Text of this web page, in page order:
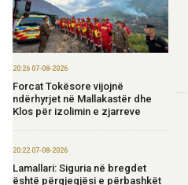
20:26 07-08-2026
Forcat Tokësore vijojnë
ndërhyrjet në Mallakastër dhe
Klos për izolimin e zjarreve
20:22 07-08-2026
Lamallari: Siguria në bregdet
është përgjegjësi e përbashkët